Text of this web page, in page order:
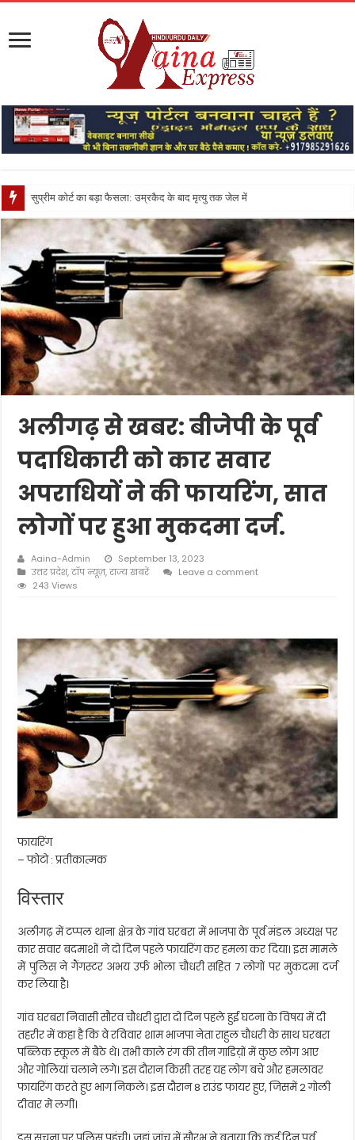
सुप्रीम कोर्ट का बड़ा फैसला: उम्रकैद के बाद मृत्यु तक जेल में रखने की सजा संविधान के
अलीगढ़ से खबर: बीजेपी के पूर्व
पदाधिकारी को कार सवार
अपराधियों ने की फायरिंग, सात
लोगों पर हुआ मुकदमा दर्ज.
Aaina-Admin
September 13, 2023
उत्तर प्रदेश,टॉप न्यूज़,राज्य खबरें
Leave a comment
243 Views
फायरिंग
– फोटो : प्रतीकात्मक
विस्तार
अलीगढ़ में टप्पल थाना क्षेत्र के गांव घरबरा में भाजपा के पूर्व मंडल अध्यक्ष पर
कार सवार बदमाशों ने दो दिन पहले फायरिंग कर हमला कर दिया। इस मामले
में पुलिस ने गैंगस्टर अभय उर्फ भोला चौधरी सहित 7 लोगों पर मुकदमा दर्ज
कर लिया है।
गांव घरबरा निवासी सौरव चौधरी द्वारा दो दिन पहले हुई घटना के विषय में दी
तहरीर में कहा है कि वे रविवार शाम भाजपा नेता राहुल चौधरी के साथ घरबरा
पब्लिक स्कूल में बैठे थे। तभी काले रंग की तीन गाडिय़ों में कुछ लोग आए
और गोलियां चलाने लगे। इस दौरान किसी तरह यह लोग बचे और हमलावर
फायरिंग करते हुए भाग निकले। इस दौरान 8 राउंड फायर हुए, जिसमें 2 गोली
दीवार में लगीं।